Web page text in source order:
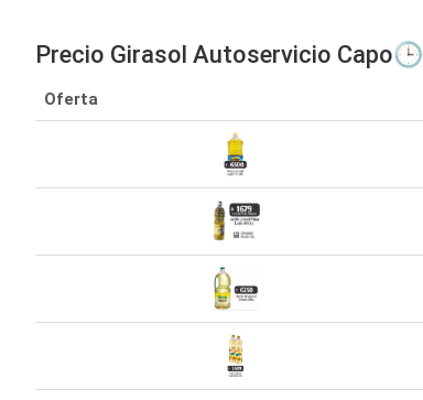
Precio Girasol Autoservicio Capo🕒
Oferta